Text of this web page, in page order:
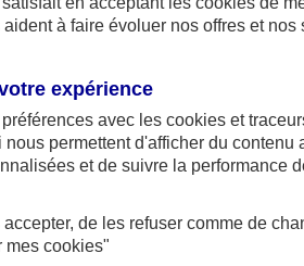
AXA Assurance
à faire évoluer nos offres et nos
expérience
avec les cookies et
permettent d'afficher du contenu
et de suivre la performance
de les refuser comme de
mes cookies"